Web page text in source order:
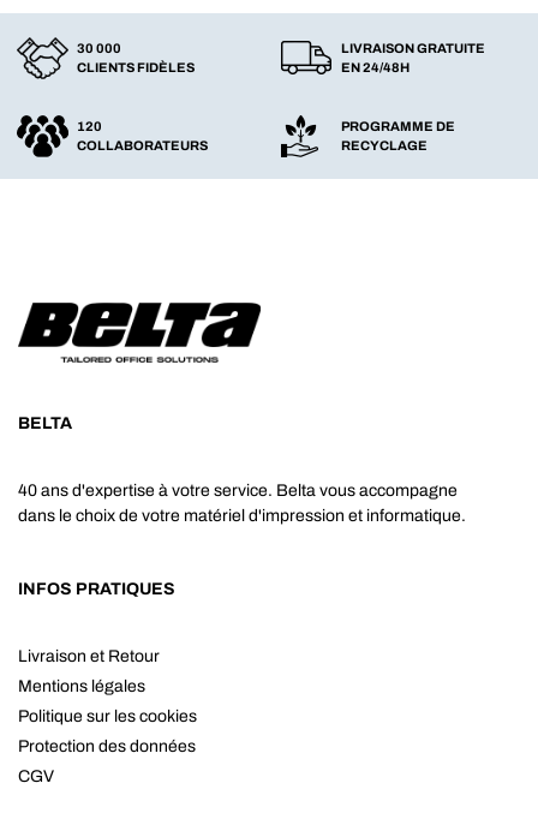
30 000
CLIENTS FIDÈLES
LIVRAISON GRATUITE
EN 24/48H
120
COLLABORATEURS
PROGRAMME DE
RECYCLAGE
BELTA
40 ans d'expertise à votre service. Belta vous accompagne
dans le choix de votre matériel d'impression et informatique.
INFOS PRATIQUES
Livraison et Retour
Mentions légales
Politique sur les cookies
Protection des données
CGV